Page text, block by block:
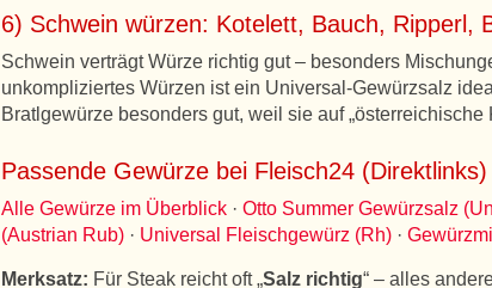
6) Schwein würzen: Kotelett, Bauch, Ripperl,
Schwein verträgt Würze richtig gut – besonders
unkompliziertes Würzen ist ein Universal-Gewürzsalz
Bratlgewürze besonders gut, weil sie auf „österreichische
Passende Gewürze bei Fleisch24 (Direktlinks)
Alle Gewürze im Überblick · Otto Summer Gewürzsalz
(Austrian Rub) · Universal Fleischgewürz (Rh) ·
Merksatz: Für Steak reicht oft „Salz richtig“ – alles